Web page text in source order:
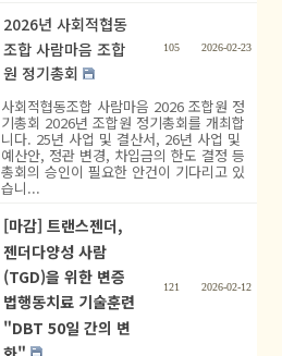
2026년 사회적협동
조합 사람마음 조합
원 정기총회
105 2026-02-23
사회적협동조합 사람마음 2026 조합원 정
기총회 2026년 조합원 정기총회를 개최합
니다. 25년 사업 및 결산서, 26년 사업 및
예산안, 정관 변경, 차입금의 한도 결정 등
총회의 승인이 필요한 안건이 기다리고 있
습니...
[마감] 트랜스젠더,
젠더다양성 사람
(TGD)을 위한 변증
법행동치료 기술훈련
"DBT 50일 간의 변
121 2026-02-12